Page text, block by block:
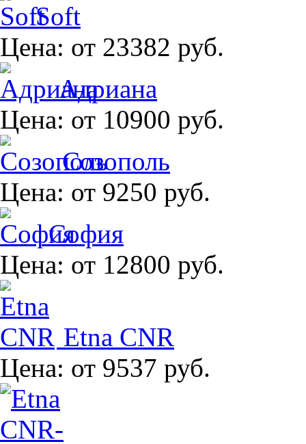
Soft
Цена: от 23382 руб.
Адриана
Цена: от 10900 руб.
Созополь
Цена: от 9250 руб.
София
Цена: от 12800 руб.
Etna CNR
Цена: от 9537 руб.